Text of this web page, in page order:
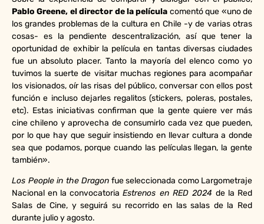
Pablo Greene, el director de la película comentó que «uno de
los grandes problemas de la cultura en Chile -y de varias otras
cosas- es la pendiente descentralización, así que tener la
oportunidad de exhibir la película en tantas diversas ciudades
fue un absoluto placer. Tanto la mayoría del elenco como yo
tuvimos la suerte de visitar muchas regiones para acompañar
los visionados, oír las risas del público, conversar con ellos post
función e incluso dejarles regalitos (stickers, poleras, postales,
etc). Estas iniciativas confirman que la gente quiere ver más
cine chileno y aprovecha de consumirlo cada vez que pueden,
por lo que hay que seguir insistiendo en llevar cultura a donde
sea que podamos, porque cuando las películas llegan, la gente
también».
Los People in the Dragon fue seleccionada como Largometraje
Nacional en la convocatoriaEstrenos en RED 2024 de la Red
Salas de Cine, y seguirá su recorrido en las salas de la Red
durante julio y agosto.